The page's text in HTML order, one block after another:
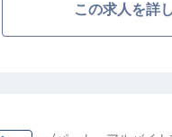
心温まるひとときを提
ないですが、清潔な食
この求人を詳